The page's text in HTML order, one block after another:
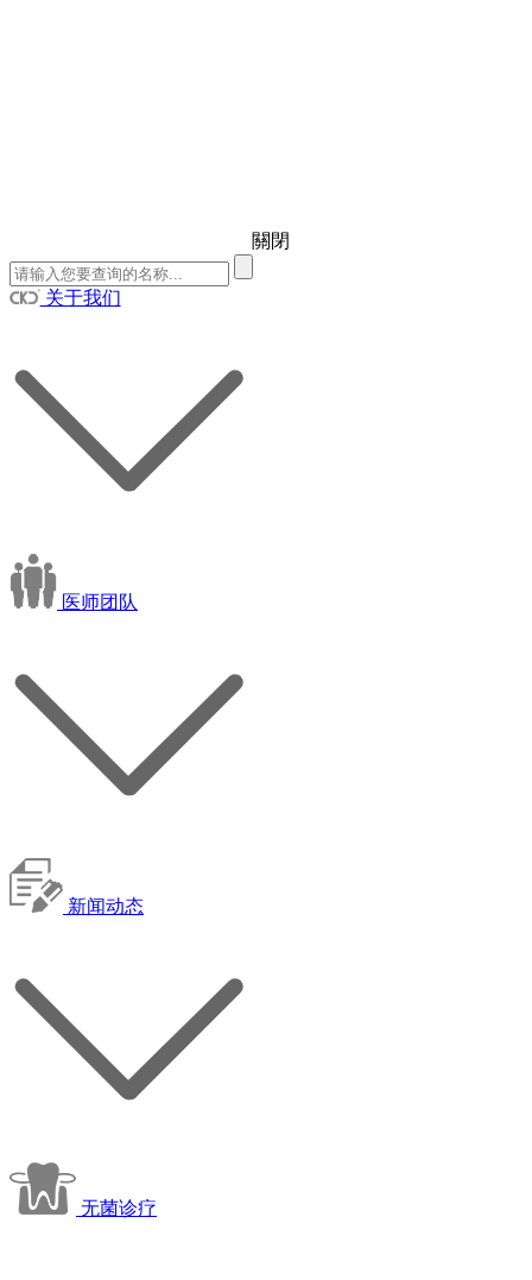
關閉
关于我们
医师团队
新闻动态
无菌诊疗